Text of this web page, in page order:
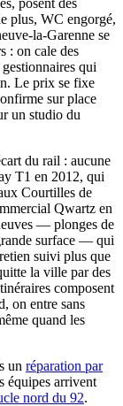
plus, WC engorgé,
la-Garenne se
: on cale des
qui
Le prix se fixe
sur place
un studio du
du rail : aucune
T1 en 2012, qui
Courtilles de
Qwartz en
— plonges de
surface — qui
suivi plus que
la ville par des
composent
on entre sans
quand les
un réparation par
équipes arrivent
nord du 92.